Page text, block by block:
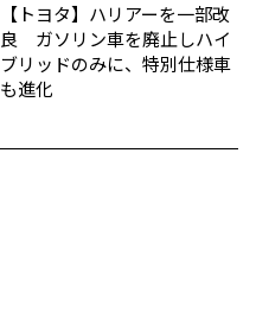
【トヨタ】ハリアーを一部改
良 ガソリン車を廃止しハイ
ブリッドのみに、特別仕様車
も進化